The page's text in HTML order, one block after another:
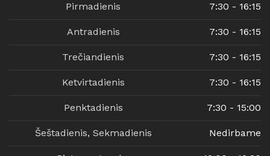
Pirmadienis 7:30 - 16:15
Antradienis 7:30 - 16:15
Trečiandienis 7:30 - 16:15
Ketvirtadienis 7:30 - 16:15
Penktadienis 7:30 - 15:00
Šeštadienis, Sekmadienis Nedirbame